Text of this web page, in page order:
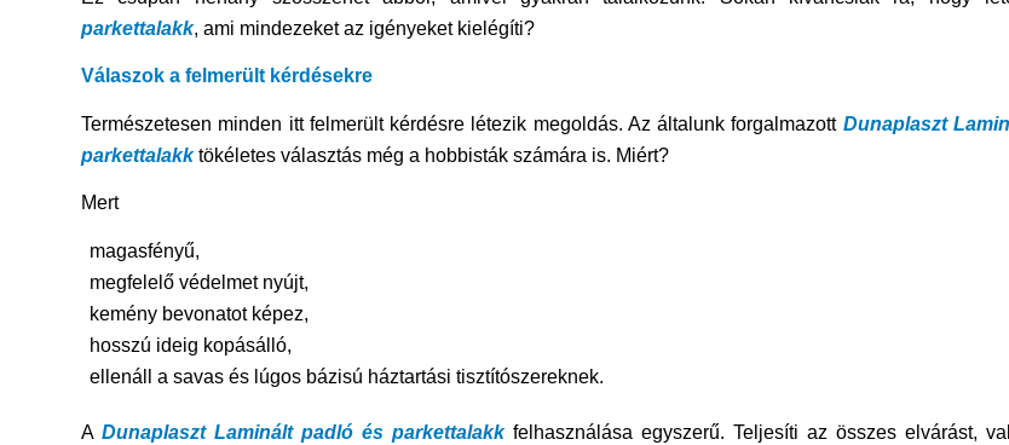
parkettalakk, ami mindezeket az igényeket kielégíti?
Válaszok a felmerült kérdésekre
Természetesen minden itt felmerült kérdésre létezik megoldás. Az általunk forgalmazott Dunaplaszt
parkettalakktökéletes választás még a hobbisták számára is. Miért?
Mert
magasfényű,
megfelelő védelmet nyújt,
kemény bevonatot képez,
hosszú ideig kopásálló,
ellenáll a savas és lúgos bázisú háztartási tisztítószereknek.
A Dunaplaszt Laminált padló és parkettalakkfelhasználása egyszerű. Teljesíti az összes elvárást,